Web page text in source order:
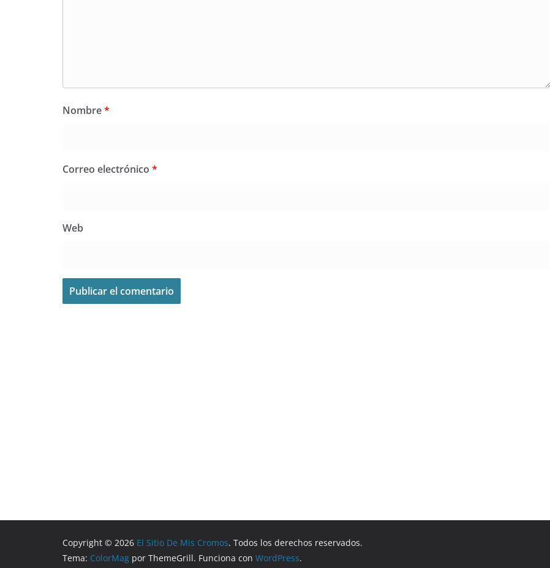
Nombre*
Correo electrónico *
Web
Copyright © 2026 El Sitio De Mis Cromos. Todos los derechos reservados.
Tema: ColorMag por ThemeGrill. Funciona con WordPress.